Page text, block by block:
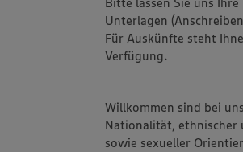
Unterlagen
Für Auskünfte steht
Verfügung.
Willkommen sind bei
Nationalität, ethnischer
sowie sexueller